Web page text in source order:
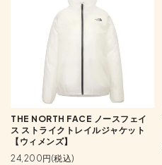
THE NORTH FACE ノースフェイ
ス ストライクトレイルジャケット
【ウィメンズ】
24,200円(税込)